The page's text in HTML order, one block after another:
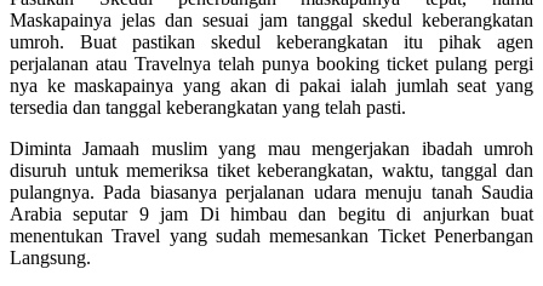
Maskapainya jelas dan sesuai jam tanggal skedul keberangkatan
umroh. Buat pastikan skedul keberangkatan itu pihak agen
perjalanan atau Travelnya telah punya booking ticket pulang pergi
nya ke maskapainya yang akan di pakai ialah jumlah seat yang
tersedia dan tanggal keberangkatan yang telah pasti.
Diminta Jamaah muslim yang mau mengerjakan ibadah umroh
disuruh untuk memeriksa tiket keberangkatan, waktu, tanggal dan
pulangnya. Pada biasanya perjalanan udara menuju tanah Saudia
Arabia seputar 9 jam Di himbau dan begitu di anjurkan buat
menentukan Travel yang sudah memesankan Ticket Penerbangan
Langsung.